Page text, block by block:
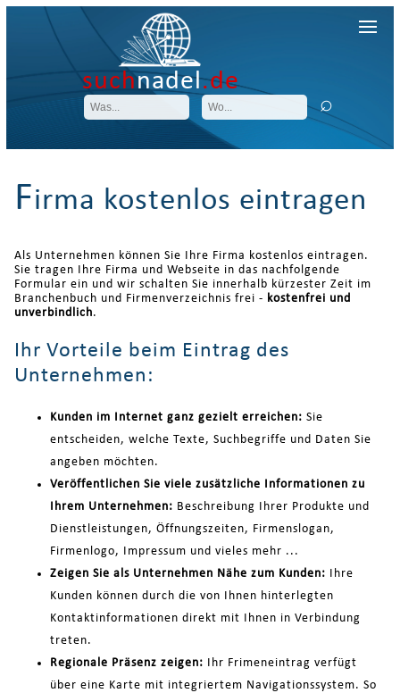
suchnadel.de
Firma kostenlos eintragen
Als Unternehmen können Sie Ihre Firma kostenlos eintragen.
Sie tragen Ihre Firma und Webseite in das nachfolgende
Formular ein und wir schalten Sie innerhalb kürzester Zeit im
Branchenbuch und Firmenverzeichnis frei - kostenfrei und
unverbindlich.
Ihr Vorteile beim Eintrag des
Unternehmen:
Kunden im Internet ganz gezielt erreichen: Sie
entscheiden, welche Texte, Suchbegriffe und Daten Sie
angeben möchten.
Veröffentlichen Sie viele zusätzliche Informationen zu
Ihrem Unternehmen: Beschreibung Ihrer Produkte und
Dienstleistungen, Öffnungszeiten, Firmenslogan,
Firmenlogo, Impressum und vieles mehr ...
Zeigen Sie als Unternehmen Nähe zum Kunden: Ihre
Kunden können durch die von Ihnen hinterlegten
Kontaktinformationen direkt mit Ihnen in Verbindung
treten.
Regionale Präsenz zeigen: Ihr Frimeneintrag verfügt
über eine Karte mit integriertem Navigationssystem. So